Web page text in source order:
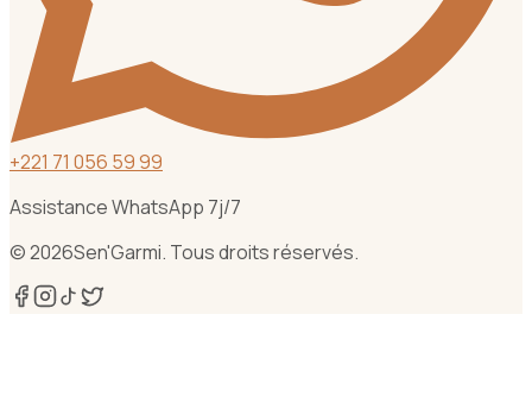
+221 71 056 59 99
Assistance WhatsApp 7j/7
©2026Sen'Garmi. Tous droits réservés.